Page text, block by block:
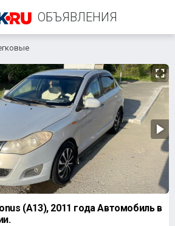
ОБЪЯВЛЕНИЯ
890-26-48
2011 года Автомобиль в